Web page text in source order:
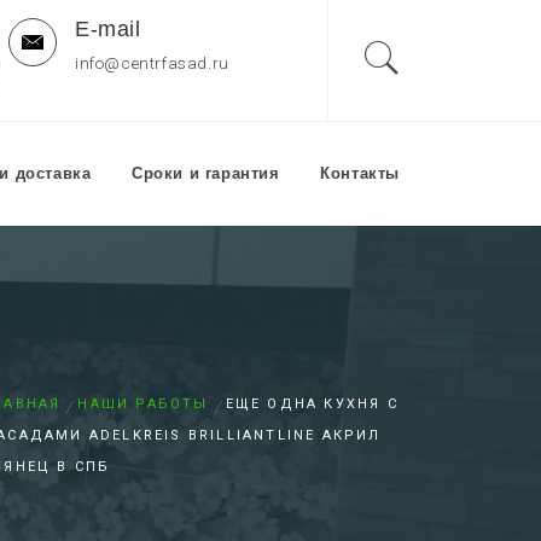
E-mail
info@centrfasad.ru
доставка Сроки и гарантия Контакты
НАШИ РАБОТЫ
ЕЩЕ ОДНА КУХНЯ С
ADELKREIS BRILLIANTLINE АКРИЛ
В СПБ